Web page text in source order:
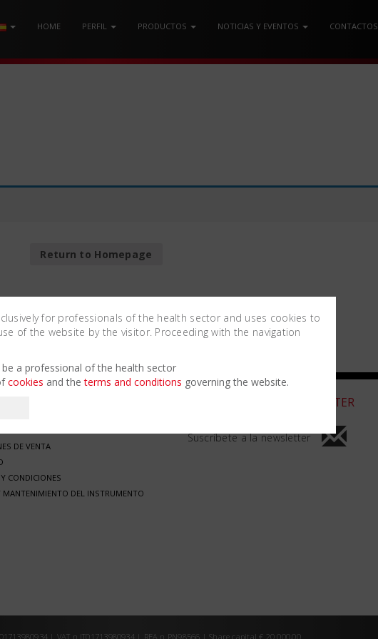
HOME PERFIL PRODUCTOS NOTICIAS Y EVENTOS CONTACTOS
Return to Homepage
DE VENTA
CONDICIONES
MANTENIMIENTO DEL INSTRUMENTO
/ SUSCRÍBETE A LA NEWSLETTER
Suscríbete a la newsletter
| VAT n.IT01713980934 | REA n.PN98566 | Share capital € 20.000,00
for professionals of the health sector and uses cookies to
of the website by the visitor. Proceeding with the navigation
a professional of the health sector
cookies and theterms and conditions governing the website.